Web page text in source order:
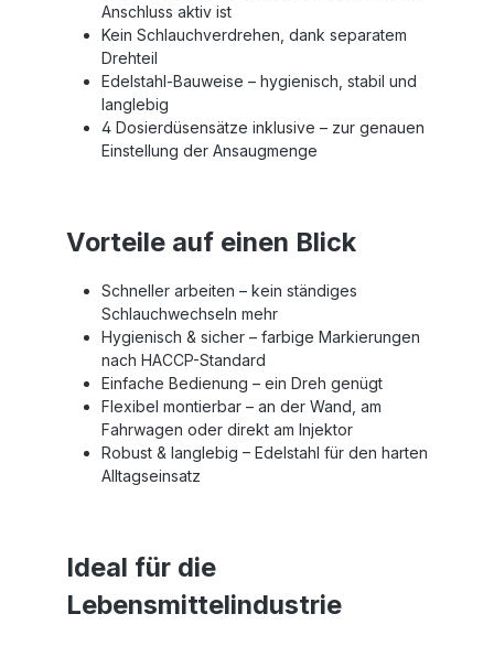
Anschluss aktiv ist
Kein Schlauchverdrehen, dank separatem
Drehteil
Edelstahl-Bauweise – hygienisch, stabil und
langlebig
4 Dosierdüsensätze inklusive – zur genauen
Einstellung der Ansaugmenge
Vorteile auf einen Blick
Schneller arbeiten – kein ständiges
Schlauchwechseln mehr
Hygienisch & sicher – farbige Markierungen
nach HACCP-Standard
Einfache Bedienung – ein Dreh genügt
Flexibel montierbar – an der Wand, am
Fahrwagen oder direkt am Injektor
Robust & langlebig – Edelstahl für den harten
Alltagseinsatz
Ideal für die
Lebensmittelindustrie